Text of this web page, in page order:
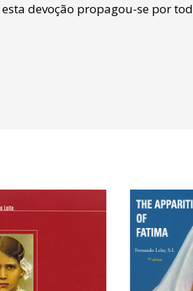
devoção propagou-se por